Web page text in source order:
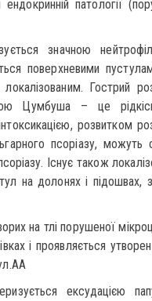
ендокринній патології
значною
поверхневими
Гострий
Цумбуша – це
розвитком
псоріазу, можуть
Існує також
на долонях і підошвах,
на тлі порушеної
і проявляється
ексудацією